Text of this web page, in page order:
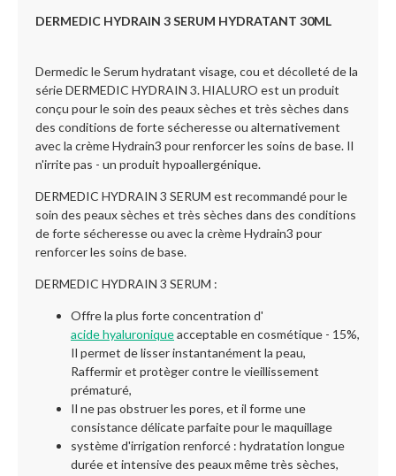
DERMEDIC HYDRAIN 3 SERUM HYDRATANT 30ML
Dermedic le Serum hydratant visage, cou et décolleté de la
série DERMEDIC HYDRAIN 3. HIALURO est un produit
conçu pour le soin des peaux sèches et très sèches dans
des conditions de forte sécheresse ou alternativement
avec la crème Hydrain3 pour renforcer les soins de base. Il
n'irrite pas - un produit hypoallergénique.
DERMEDIC HYDRAIN 3 SERUM est recommandé pour le
soin des peaux sèches et très sèches dans des conditions
de forte sécheresse ou avec la crème Hydrain3 pour
renforcer les soins de base.
DERMEDIC HYDRAIN 3 SERUM :
Offre la plus forte concentration d'
acide hyaluroniqueacceptable en cosmétique - 15%,
Il permet de lisser instantanément la peau,
Raffermir et protèger contre le vieillissement
prématuré,
Il ne pas obstruer les pores, et il forme une
consistance délicate parfaite pour le maquillage
système d'irrigation renforcé : hydratation longue
durée et intensive des peaux même très sèches,